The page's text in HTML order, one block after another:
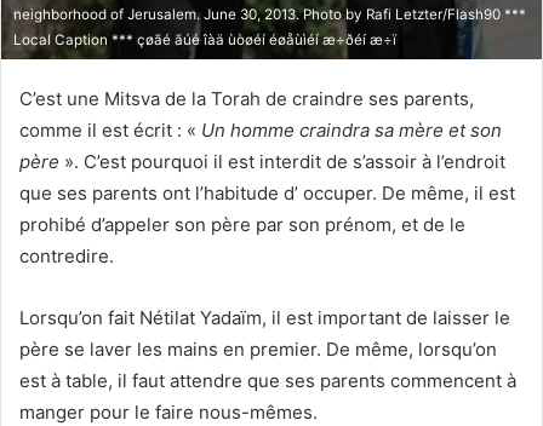
neighborhood of Jerusalem. June 30, 2013. Photo by Rafi Letzter/Flash90 ***
Local Caption *** çøãé ãúé îàä ùòøéí éøåùìéí æ÷ðéí æ÷ï
C’est une Mitsva de la Torah de craindre ses parents,
comme il est écrit : « Un homme craindra sa mère et son
père ». C’est pourquoi il est interdit de s’assoir à l’endroit
que ses parents ont l’habitude d’ occuper. De même, il est
prohibé d’appeler son père par son prénom, et de le
contredire.
Lorsqu’on fait Nétilat Yadaïm, il est important de laisser le
père se laver les mains en premier. De même, lorsqu’on
est à table, il faut attendre que ses parents commencent à
manger pour le faire nous-mêmes.